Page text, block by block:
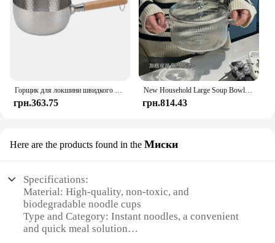
Горщик для локшини швидкого приготування з нержавіючої сталі. Ефективна професійна дерев’яна ручка. Міцна каструля запобігає палиці для індукційної плити.
грн.363.75
New Household Large Soup Bowl Salad Bowl with Lid Instant Noodle Bowl Can Directly Cook Binaural Glass Pot
грн.814.43
Here are the products found in the Миски
Specifications:
Material: High-quality, non-toxic, and
biodegradable noodle cups
Type and Category: Instant noodles, a convenient
and quick meal solution